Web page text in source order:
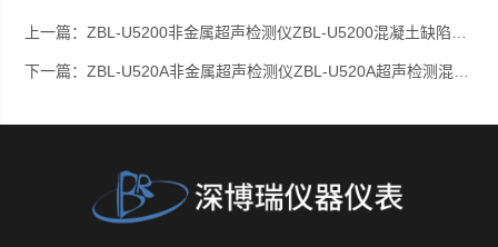
上一篇：ZBL-U5200非金属超声检测仪ZBL-U5200混凝土缺陷检测
下一篇：ZBL-U520A非金属超声检测仪ZBL-U520A超声检测混凝土缺陷